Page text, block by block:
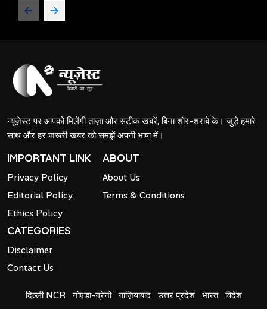
न्यूज़ेस्ट पर आपको मिलेंगी ताज़ा और सटीक खबरें, बिना शोर-शराबे के। जुड़े हमारे
साथ और हर जरूरी खबर को समझें अपनी भाषा में।
IMPORTANT LINK
Privacy Policy
Editorial Policy
Ethics Policy
ABOUT
About Us
Terms & Conditions
CATEGORIES
Disclaimer
Contact Us
दिल्ली NCR नोएडा-ग्रेनो गाज़ियाबाद उत्तर प्रदेश भारत विदेश